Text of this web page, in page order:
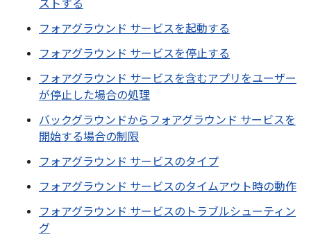
ストする
フォアグラウンド サービスを起動する
フォアグラウンド サービスを停止する
フォアグラウンド サービスを含むアプリをユーザー
が停止した場合の処理
バックグラウンドからフォアグラウンド サービスを
開始する場合の制限
フォアグラウンド サービスのタイプ
フォアグラウンド サービスのタイムアウト時の動作
フォアグラウンド サービスのトラブルシューティン
グ